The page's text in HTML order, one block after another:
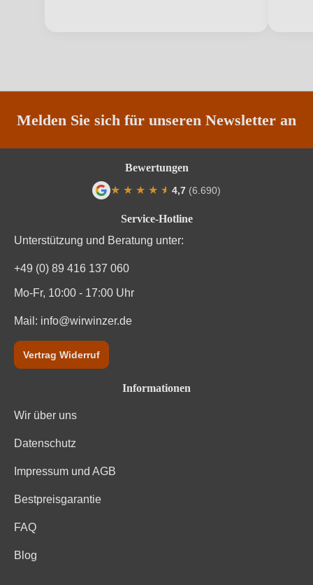
Traubenfarbe
Weinart Weißwein
Nährwertangaben
Durchschnittliche nährwertangaben
Kohlenhydrate
Kohlenhydrate davon Zucker
Zutaten
Trauben, Konservierungsstoffe (Sulfite). Enthält
geringfügige Mengen von Fett, gesättigten Fettsäuren,
Melden Sie sich für unseren Newsletter an
Service-Hotline
Unterstützung und Beratung unter:
+49 (0) 89 416 137 060
Mo-Fr, 10:00 - 17:00 Uhr
Mail: info@wirwinzer.de
Vertrag Widerruf
Informationen
Wir über uns
Datenschutz
Impressum und AGB
Bestpreisgarantie
FAQ
Blog
Bewertungen
★ ★ ★ ★ ★
★ 4,7 (6.690)